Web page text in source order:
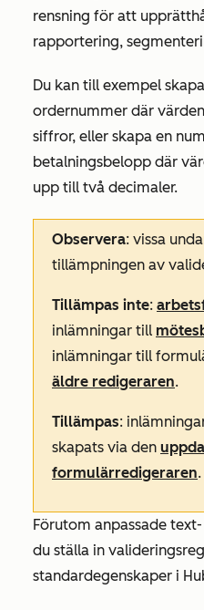
rensning för att
rapportering,
Du kan till exempel
ordernummer där
siffror, eller skapa en
betalningsbelopp där
upp till två decimaler.
Observera: vissa
tillämpningen av
Tillämpas inte:
inlämningar till
inlämningar till
äldre redigeraren.
Tillämpas:
skapats via den
formulärredigeraren.
Förutom anpassade
du ställa in
standardegenskaper i